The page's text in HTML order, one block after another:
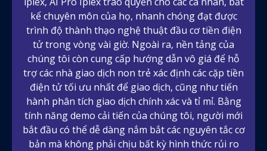
kể chuyên môn của họ, nhanh chóng đạt được
trình độ thành thạo nghệ thuật đầu cơ tiền điện
tử trong vòng vài giờ. Ngoài ra, nền tảng của
chúng tôi còn cung cấp hướng dẫn vô giá để hỗ
trợ các nhà giao dịch non trẻ xác định các cặp tiền
điện tử tối ưu nhất để giao dịch, cũng như tiến
hành phân tích giao dịch chính xác và tỉ mỉ. Bằng
tính năng demo cải tiến của chúng tôi, người mới
bắt đầu có thể dễ dàng nắm bắt các nguyên tắc cơ
bản mà không phải chịu bất kỳ hình thức rủi ro